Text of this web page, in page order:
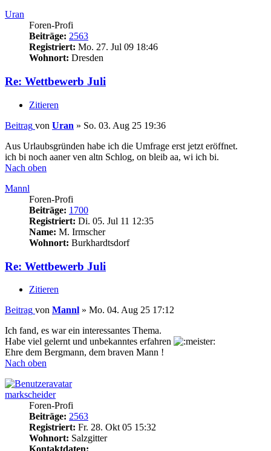
Uran
Foren-Profi
Beiträge: 2563
Registriert: Mo. 27. Jul 09 18:46
Wohnort: Dresden
Re: Wettbewerb Juli
Zitieren
Beitrag von Uran » So. 03. Aug 25 19:36
Aus Urlaubsgründen habe ich die Umfrage erst jetzt eröffnet.
ich bi noch aaner ven altn Schlog, on bleib aa, wi ich bi.
Nach oben
Mannl
Foren-Profi
Beiträge: 1700
Registriert: Di. 05. Jul 11 12:35
Name: M. Irmscher
Wohnort: Burkhardtsdorf
Re: Wettbewerb Juli
Zitieren
Beitrag von Mannl » Mo. 04. Aug 25 17:12
Ich fand, es war ein interessantes Thema.
Habe viel gelernt und unbekanntes erfahren
Ehre dem Bergmann, dem braven Mann !
Nach oben
markscheider
Foren-Profi
Beiträge: 2563
Registriert: Fr. 28. Okt 05 15:32
Wohnort: Salzgitter